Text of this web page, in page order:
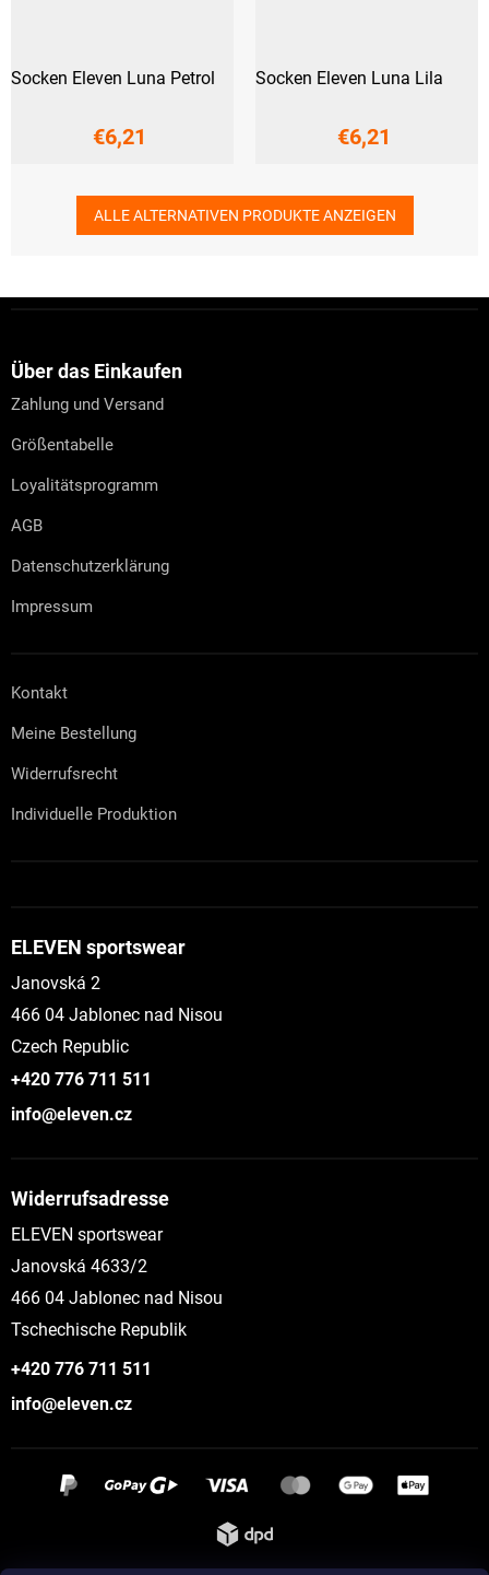
Socken Eleven Luna Petrol
€6,21
Socken Eleven Luna Lila
€6,21
ALLE ALTERNATIVEN PRODUKTE ANZEIGEN
Über das Einkaufen
Zahlung und Versand
Größentabelle
Loyalitätsprogramm
AGB
Datenschutzerklärung
Impressum
Kontakt
Meine Bestellung
Widerrufsrecht
Individuelle Produktion
ELEVEN sportswear
Janovská 2
466 04 Jablonec nad Nisou
Czech Republic
+420 776 711 511
info@eleven.cz
Widerrufsadresse
ELEVEN sportswear
Janovská 4633/2
466 04 Jablonec nad Nisou
Tschechische Republik
+420 776 711 511
info@eleven.cz